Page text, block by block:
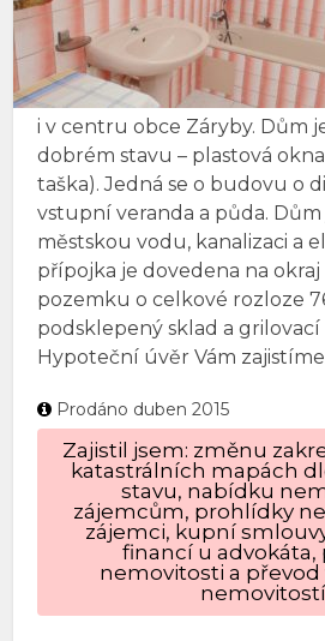
i v centru obce Záryby. Dům
dobrém stavu – plastová
taška). Jedná se o budovu o
vstupní veranda a půda.
městskou vodu, kanalizaci a
přípojka je dovedena na
pozemku o celkové rozloze
podsklepený sklad a grilovací
Hypoteční úvěr Vám
Prodáno duben 2015
Zajistil jsem: změnu
katastrálních mapách
stavu, nabídku
zájemcům, prohlídky
zájemci, kupní
financí u advokáta,
nemovitosti a převod
nemovitostí